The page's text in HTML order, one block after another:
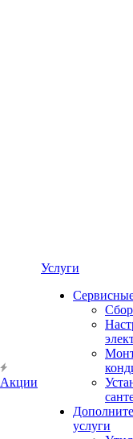
Акции
Услуги
услуги